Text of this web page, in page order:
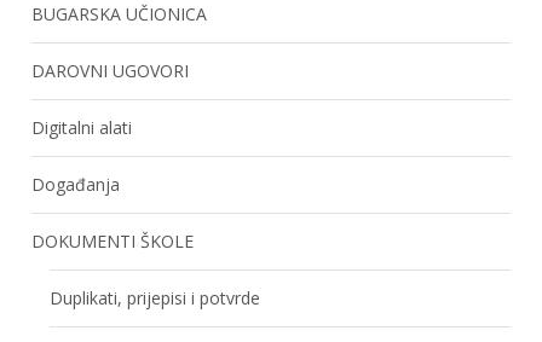
BUGARSKA UČIONICA
DAROVNI UGOVORI
Digitalni alati
Događanja
DOKUMENTI ŠKOLE
Duplikati, prijepisi i potvrde